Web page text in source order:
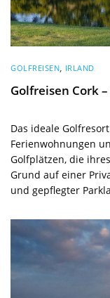
GOLFREISEN IRLAND
Golfreisen Cork
Das ideale
Ferienwohnungen
Golfplätzen, die
Grund auf einer
und gepflegter